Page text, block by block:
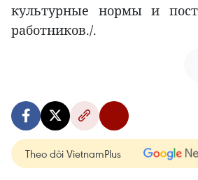
культурные нормы и
работников./.
Theo dõi VietnamPlus